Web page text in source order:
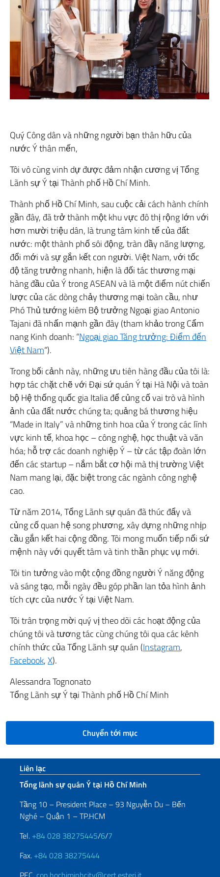
Quý Công dân và những người bạn thân hữu của
nước Ý thân mến,
Tôi vô cùng vinh dự được đảm nhận cương vị Tổng
Lãnh sự Ý tại Thành phố Hồ Chí Minh.
Thành phố Hồ Chí Minh, sau cuộc cải cách hành chính
gần đây, đã trở thành một khu vực đô thị rộng lớn với
hơn mười triệu dân, là trung tâm kinh tế của đất
nước: một thành phố sôi động, tràn đầy năng lượng,
đổi mới và sự gắn kết con người. Việt Nam, với tốc
độ tăng trưởng nhanh, hiện là đối tác thương mại
hàng đầu của Ý trong ASEAN và là một điểm nút chiến
lược của các dòng chảy thương mại toàn cầu, như
Phó Thủ tướng kiêm Bộ trưởng Ngoại giao Antonio
Tajani đã nhấn mạnh gần đây (tham khảo trong Cẩm
nang Kinh doanh: “Ngoại giao Tăng trưởng: Điểm đến
Việt Nam“).
Trong bối cảnh này, những ưu tiên hàng đầu của tôi là:
hợp tác chặt chẽ với Đại sứ quán Ý tại Hà Nội và toàn
bộ Hệ thống quốc gia Italia để củng cố vai trò và hình
ảnh của đất nước chúng ta; quảng bá thương hiệu
“Made in Italy” và những tinh hoa của Ý trong các lĩnh
vực kinh tế, khoa học – công nghệ, học thuật và văn
hóa; hỗ trợ các doanh nghiệp Ý – từ các tập đoàn lớn
đến các startup – nắm bắt cơ hội mà thị trường Việt
Nam mang lại, đặc biệt trong các ngành công nghệ
cao.
Từ năm 2014, Tổng Lãnh sự quán đã thúc đẩy và
củng cố quan hệ song phương, xây dựng những nhịp
cầu gắn kết hai cộng đồng. Tôi mong muốn tiếp nối sứ
mệnh này với quyết tâm và tinh thần phục vụ mới.
Tôi tin tưởng vào một cộng đồng người Ý năng động
và sáng tạo, mỗi ngày đều góp phần lan tỏa hình ảnh
tích cực của nước Ý tại Việt Nam.
Tôi trân trọng mời quý vị theo dõi các hoạt động của
chúng tôi và tương tác cùng chúng tôi qua các kênh
chính thức của Tổng Lãnh sự quán (Instagram,
Facebook,X).
Alessandra Tognonato
Tổng Lãnh sự Ý tại Thành phố Hồ Chí Minh
Chuyển tới mục
Sezione footer
Liên lạc
Tổng lãnh sự quán Ý tại Hồ Chí Minh
Tầng 10 – President Place – 93 Nguyễn Du – Bến
Nghé – Quận 1 – TP.HCM
Tel. +84 028 38275445/6/7
Fax. +84 028 38275444